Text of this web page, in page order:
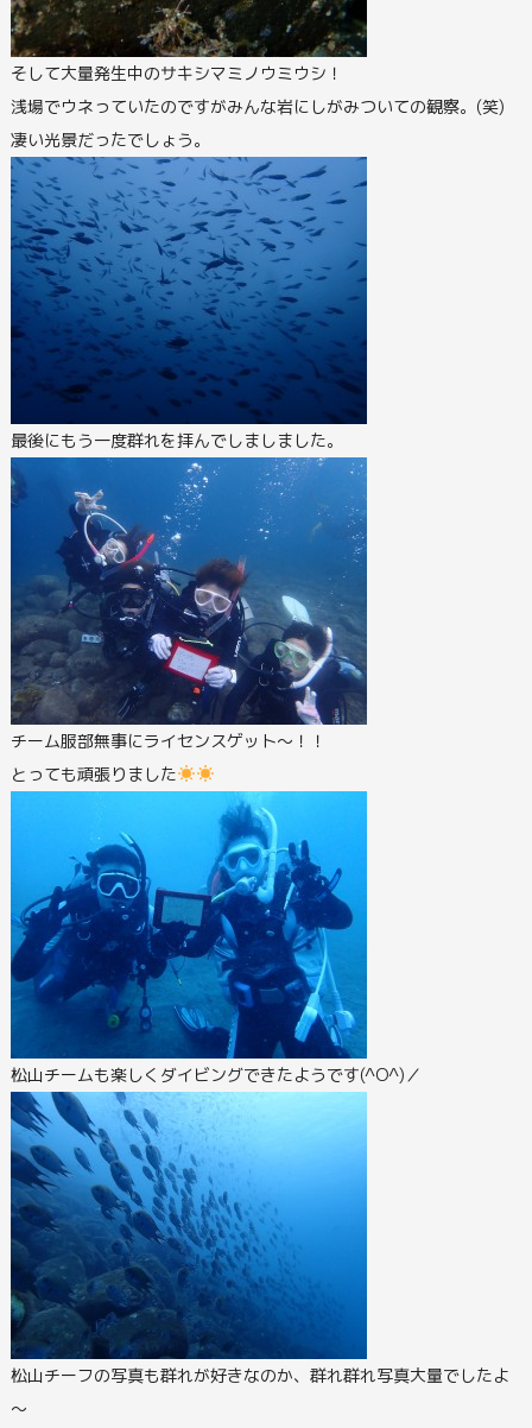
そして大量発生中のサキシマミノウミウシ！
浅場でウネっていたのですがみんな岩にしがみついての観察。(笑)
凄い光景だったでしょう。
最後にもう一度群れを拝んでしましました。
チーム服部無事にライセンスゲット～！！
とっても頑張りました
松山チームも楽しくダイビングできたようです(^O^)／
松山チーフの写真も群れが好きなのか、群れ群れ写真大量でしたよ
～